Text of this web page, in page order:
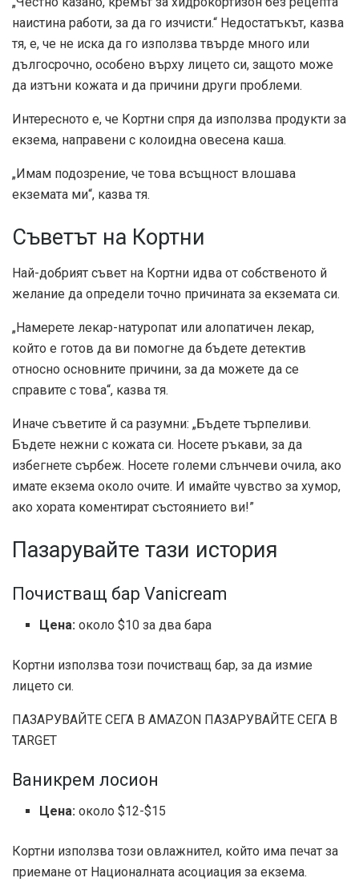
наистина работи, за да го изчисти.“ Недостатъкът, казва
тя, е, че не иска да го използва твърде много или
дългосрочно, особено върху лицето си, защото може
да изтъни кожата и да причини други проблеми.
Интересното е, че Кортни спря да използва продукти за
екзема, направени с колоидна овесена каша.
„Имам подозрение, че това всъщност влошава
екземата ми“, казва тя.
Съветът на Кортни
Най-добрият съвет на Кортни идва от собственото й
желание да определи точно причината за екземата си.
„Намерете лекар-натуропат или алопатичен лекар,
който е готов да ви помогне да бъдете детектив
относно основните причини, за да можете да се
справите с това“, казва тя.
Иначе съветите й са разумни: „Бъдете търпеливи.
Бъдете нежни с кожата си. Носете ръкави, за да
избегнете сърбеж. Носете големи слънчеви очила, ако
имате екзема около очите. И имайте чувство за хумор,
ако хората коментират състоянието ви!”
Пазарувайте тази история
Почистващ бар Vanicream
Цена: около $10 за два бара
Кортни използва този почистващ бар, за да измие
лицето си.
ПАЗАРУВАЙТЕ СЕГА В AMAZON ПАЗАРУВАЙТЕ СЕГА В
TARGET
Ваникрем лосион
Цена: около $12-$15
Кортни използва този овлажнител, който има печат за
приемане от Националната асоциация за екзема.